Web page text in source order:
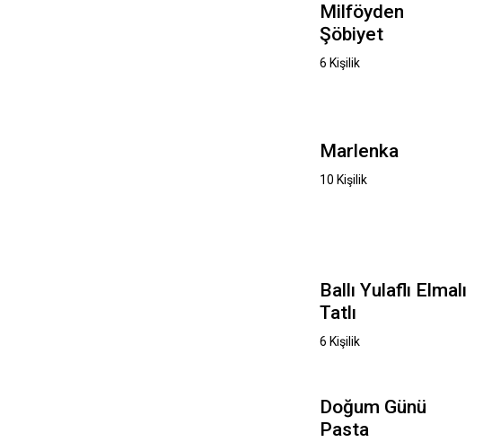
Milföyden
Şöbiyet
6 Kişilik
Marlenka
10 Kişilik
Ballı Yulaflı Elmalı
Tatlı
6 Kişilik
Doğum Günü
Pasta